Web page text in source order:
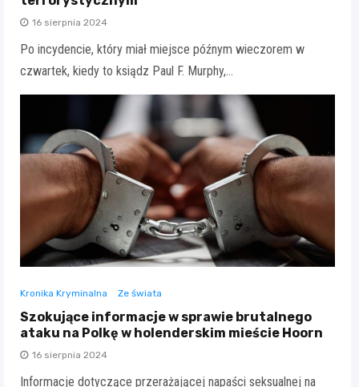
16 sierpnia 2024
Po incydencie, który miał miejsce późnym wieczorem w
czwartek, kiedy to ksiądz Paul F. Murphy,…
Kronika Kryminalna Ze świata
Szokujące informacje w sprawie brutalnego
ataku na Polkę w holenderskim mieście Hoorn
16 sierpnia 2024
Informacje dotyczące przerażającej napaści seksualnej na